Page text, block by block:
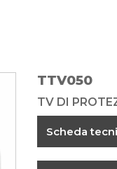
TTV050
TV DI
Scheda